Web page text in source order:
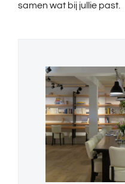
samen wat bij jullie past.